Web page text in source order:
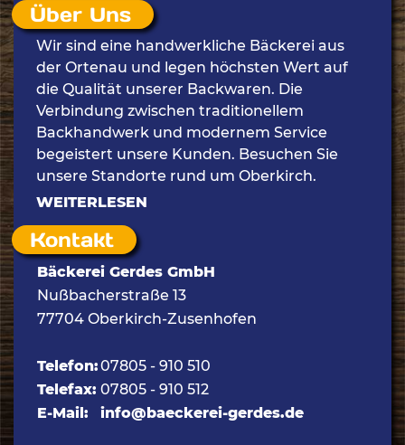
Über Uns
Wir sind eine handwerkliche Bäckerei aus
der Ortenau und legen höchsten Wert auf
die Qualität unserer Backwaren. Die
Verbindung zwischen traditionellem
Backhandwerk und modernem Service
begeistert unsere Kunden. Besuchen Sie
unsere Standorte rund um Oberkirch.
WEITERLESEN
Kontakt
Bäckerei Gerdes GmbH
Nußbacherstraße 13
77704 Oberkirch-Zusenhofen
Telefon:07805 - 910 510
Telefax: 07805 - 910 512
E-Mail:
info@baeckerei-gerdes.de